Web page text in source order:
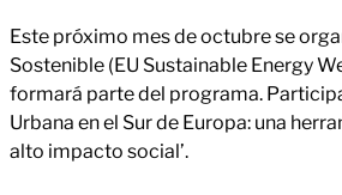
Este próximo mes de octubre se
Sostenible (EU Sustainable Energy
formará parte del programa.
Urbana en el Sur de Europa: una
alto impacto social’.